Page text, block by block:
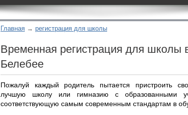
Главная регистрация для школы
Временная регистрация для школы
Белебее
Пожалуй каждый родитель пытается пристроить
лучшую школу или гимназию с образованными
соответствующую самым современным стандартам в